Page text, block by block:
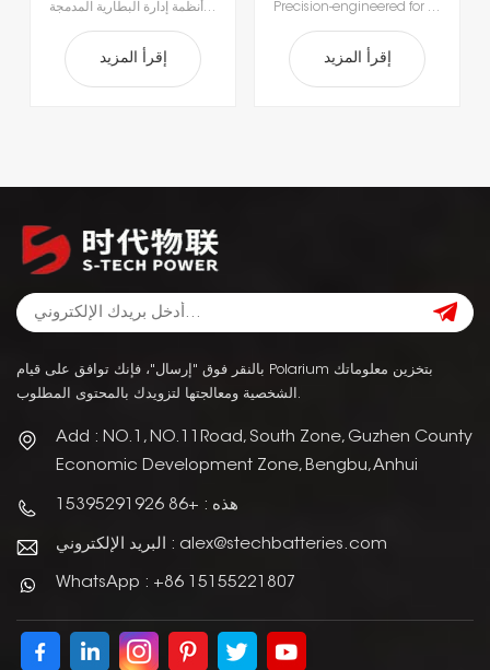
لأكثر من 5000 دورة،
مناسبة للرافعات
الشوكية الكهربائية.
بطاريات الليثيوم أيون المتطورة لدينا، مصممة خصيصاً لتلبية متطلبات مناولة المواد الحديثة.استمتع بإنتاجية لا مثيل لها مع الشحن السريع الذي يستغرق ساعة إلى ساعتين فقط، مما يتيح الشحن أثناء فترات الراحة ويقضي على وقت التوقف الطويل للاستبدال.بفضل أنظمة إدارة البطارية المدمجة (BMS) لتحقيق السلامة والأداء الأمثل وطول العمر، ستحصل على طاقة موثوقة أكثر ذكاءً وأمانًا.
إقرأ المزيد
Battery
Precision-engineered for the rigorous demands of modern material handling, our advanced lithium-ion batteries deliver unmatched efficiency. Intelligent power management enables rapid, opportunity charging in as little as 1–2 hours, ensuring your fleet stays productive around the clock. Integrated Battery Management Systems (BMS) provide real-time monitoring for enhanced safety, optimal performance, and extended battery life—making power delivery smarter, safer, and more reliable.
إقرأ المزيد
بالنقر فوق "إرسال"، فإنك توافق على قيام Polarium بتخزين معلوماتك
الشخصية ومعالجتها لتزويدك بالمحتوى المطلوب.
Add : NO.1, NO.11Road, South Zone, Guzhen County
Economic Development Zone, Bengbu, Anhui
هذه : +86 15395291926
البريد الإلكتروني : alex@stechbatteries.com
WhatsApp : +86 15155221807